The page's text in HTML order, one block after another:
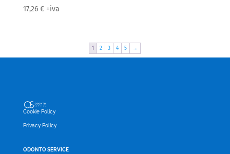
17,26 € +iva
1 2 3 4 5 →
Cookie Policy
Privacy Policy
ODONTO SERVICE